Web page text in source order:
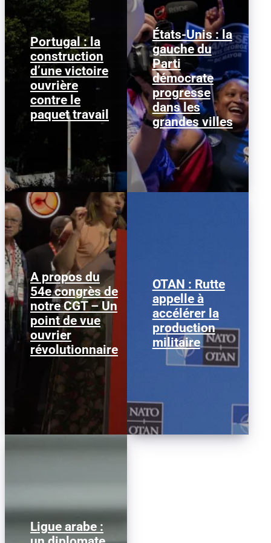
Portugal : la
construction
d’une victoire
ouvrière
contre le
paquet travail
Le gouvernement
PSD/CDS a perdu. Son
paquet travail a été
rejeté le 19 juin 2026 à
l’Assemblée de...
États-Unis : la
gauche du
Parti
démocrate
progresse
dans les
grandes villes
Janeese Lewis George a
remporté la primaire
démocrate pour la
mairie de Washington
D.C., ce qui...
A propos du
54e congrès de
notre CGT – Un
point de vue
ouvrier
révolutionnaire
Nous publions ci-
dessous ce texte afin
d’alimenter le débat au
sein de la CGT, dans la
perspective...
OTAN : Rutte
appelle à
accélérer la
production
militaire
Mark Rutte © Justin
Sullivan/ Getty Images
Le secrétaire général de
l’OTAN, Mark Rutte, a
appelé à...
Ligue arabe :
Nabil Fahmy, ancien